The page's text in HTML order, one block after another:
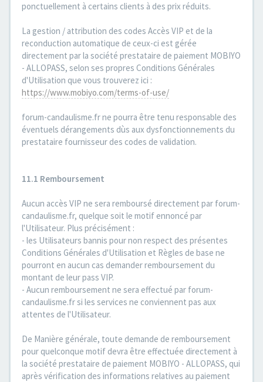
ponctuellement à certains clients à des prix réduits.
La gestion / attribution des codes Accès VIP et de la
reconduction automatique de ceux-ci est gérée
directement par la société prestataire de paiement MOBIYO
- ALLOPASS, selon ses propres Conditions Générales
d'Utilisation que vous trouverez ici :
https://www.mobiyo.com/terms-of-use/
forum-candaulisme.fr ne pourra être tenu responsable des
éventuels dérangements dùs aux dysfonctionnements du
prestataire fournisseur des codes de validation.
11.1 Remboursement
Aucun accès VIP ne sera remboursé directement par forum-
candaulisme.fr, quelque soit le motif ennoncé par
l'Utilisateur. Plus précisément :
- les Utilisateurs bannis pour non respect des présentes
Conditions Générales d'Utilisation et Règles de base ne
pourront en aucun cas demander remboursement du
montant de leur pass VIP.
- Aucun remboursement ne sera effectué par forum-
candaulisme.fr si les services ne conviennent pas aux
attentes de l'Utilisateur.
De Manière générale, toute demande de remboursement
pour quelconque motif devra être effectuée directement à
la société prestataire de paiement MOBIYO - ALLOPASS, qui
après vérification des informations relatives au paiement